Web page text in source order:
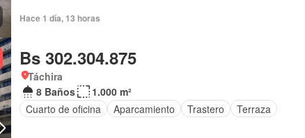
Hace 1 día, 13 horas
Bs 302.304.875
Táchira
8 Baños
1.000 m²
Cuarto de oficina
Aparcamiento Trastero Terraza